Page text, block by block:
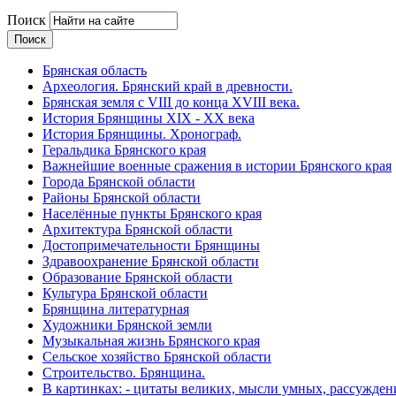
Поиск
Брянская область
Археология. Брянский край в древности.
Брянская земля с VIII до конца XVIII века.
История Брянщины XIX - XX века
История Брянщины. Хронограф.
Геральдика Брянского края
Важнейшие военные сражения в истории Брянского края
Города Брянской области
Районы Брянской области
Населённые пункты Брянского края
Архитектура Брянской области
Достопримечательности Брянщины
Здравоохранение Брянской области
Образование Брянской области
Культура Брянской области
Брянщина литературная
Художники Брянской земли
Музыкальная жизнь Брянского края
Сельское хозяйство Брянской области
Строительство. Брянщина.
В картинках: - цитаты великих, мысли умных,